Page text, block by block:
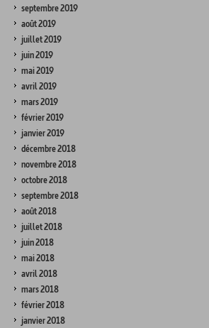
septembre 2019
août 2019
juillet 2019
juin 2019
mai 2019
avril 2019
mars 2019
février 2019
janvier 2019
décembre 2018
novembre 2018
octobre 2018
septembre 2018
août 2018
juillet 2018
juin 2018
mai 2018
avril 2018
mars 2018
février 2018
janvier 2018